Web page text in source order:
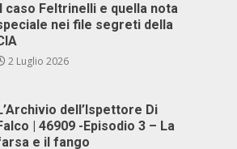
caso Feltrinelli e quella nota
nei file segreti della
2 Luglio 2026
dell’Ispettore Di
| 46909 -Episodio 3 – La
e il fango